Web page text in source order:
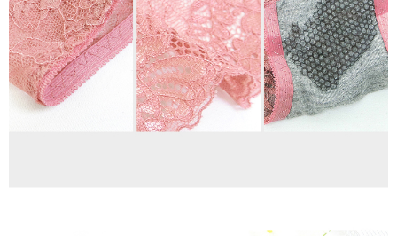
2. Melalui pautan SMS untuk membuka bil, anda boleh memilih untuk
membayar melalui "Kod bar kedai serbaneka / Kedai rasmi Taiwan
Mobile / Pemindahan bank / Pembayaran J街口 / iPASS MONEY" dan
saluran lain.
【Nota Penting】
1. Perkhidmatan ini disediakan oleh "Taiwan Mobile Co., Ltd." untuk
membolehkan pengguna membeli produk atau perkhidmatan melalui
perkhidmatan ini semasa transaksi, dan kedai akan menyerahkan hak
pengumpulan, pemprosesan dan penggunaan, untuk pengesahan,